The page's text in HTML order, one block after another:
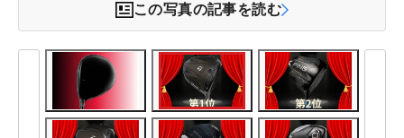
この写真の記事を読む